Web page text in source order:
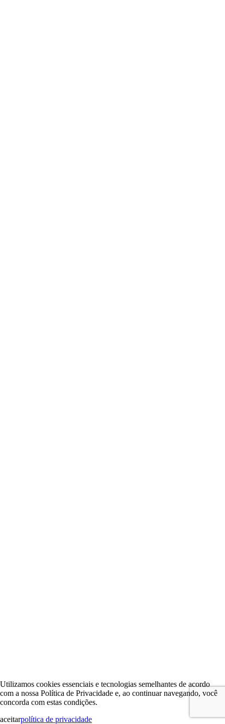
Utilizamos cookies essenciais e tecnologias semelhantes de acordo
com a nossa Política de Privacidade e, ao continuar navegando, você
concorda com estas condições.
aceitarpolítica de privacidade